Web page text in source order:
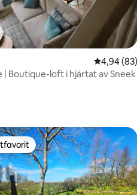
betyg, 43 omdömen
4,94 av 5
4,94 (83)
| Boutique-loft i hjärtat av Sneek
gästfavorit